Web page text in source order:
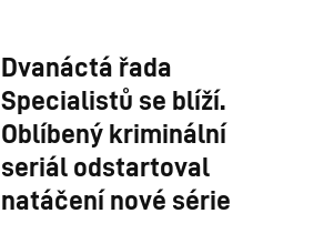
Dvanáctá řada
Specialistů se blíží.
Oblíbený kriminální
seriál odstartoval
natáčení nové série